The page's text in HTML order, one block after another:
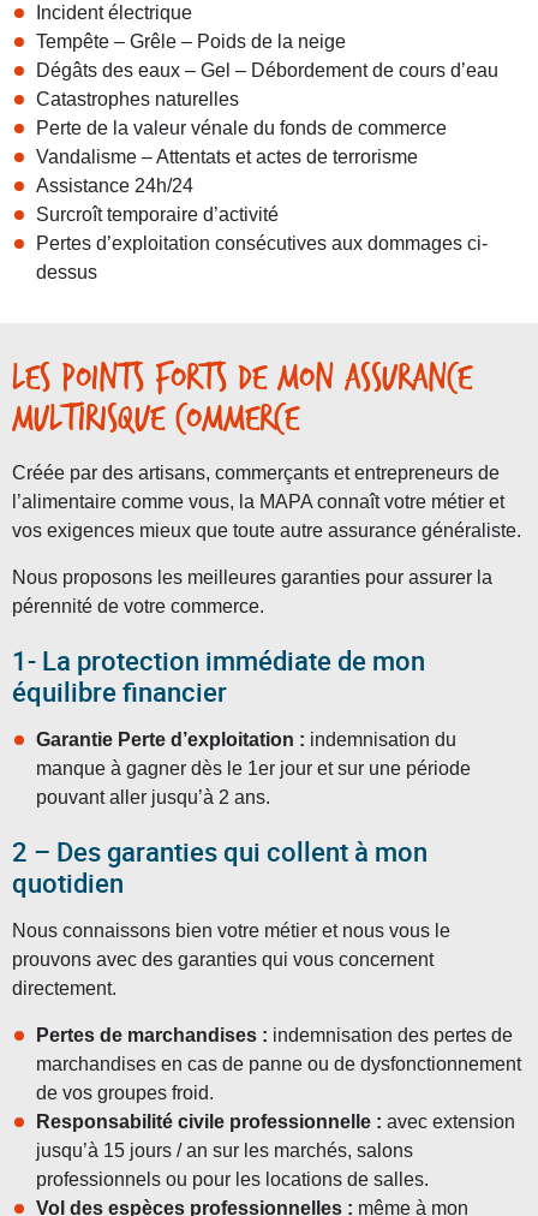
Incident électrique
Tempête – Grêle – Poids de la neige
Dégâts des eaux – Gel – Débordement de cours d’eau
Catastrophes naturelles
Perte de la valeur vénale du fonds de commerce
Vandalisme – Attentats et actes de terrorisme
Assistance 24h/24
Surcroît temporaire d’activité
Pertes d’exploitation consécutives aux dommages ci-
dessus
Les points forts de mon assurance
multirisque commerce
Créée par des artisans, commerçants et entrepreneurs de
l’alimentaire comme vous, la MAPA connaît votre métier et
vos exigences mieux que toute autre assurance généraliste.
Nous proposons les meilleures garanties pour assurer la
pérennité de votre commerce.
1- La protection immédiate de mon
équilibre financier
Garantie Perte d’exploitation : indemnisation du
manque à gagner dès le 1er jour et sur une période
pouvant aller jusqu’à 2 ans.
2 – Des garanties qui collent à mon
quotidien
Nous connaissons bien votre métier et nous vous le
prouvons avec des garanties qui vous concernent
directement.
Pertes de marchandises : indemnisation des pertes de
marchandises en cas de panne ou de dysfonctionnement
de vos groupes froid.
Responsabilité civile professionnelle : avec extension
jusqu’à 15 jours / an sur les marchés, salons
professionnels ou pour les locations de salles.
Vol des espèces professionnelles : même à mon